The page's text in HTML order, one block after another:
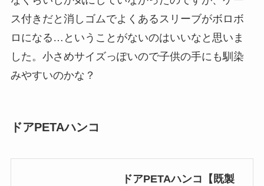
ス付きだと消しゴムでよくあるスリーブがボロボ
ロになる…ということがないのはいいなと思いま
した。小さめサイズっぽいので子供の手にも馴染
みやすいのかな？
ドアPETAハンコ
ドアPETAハンコ【既製